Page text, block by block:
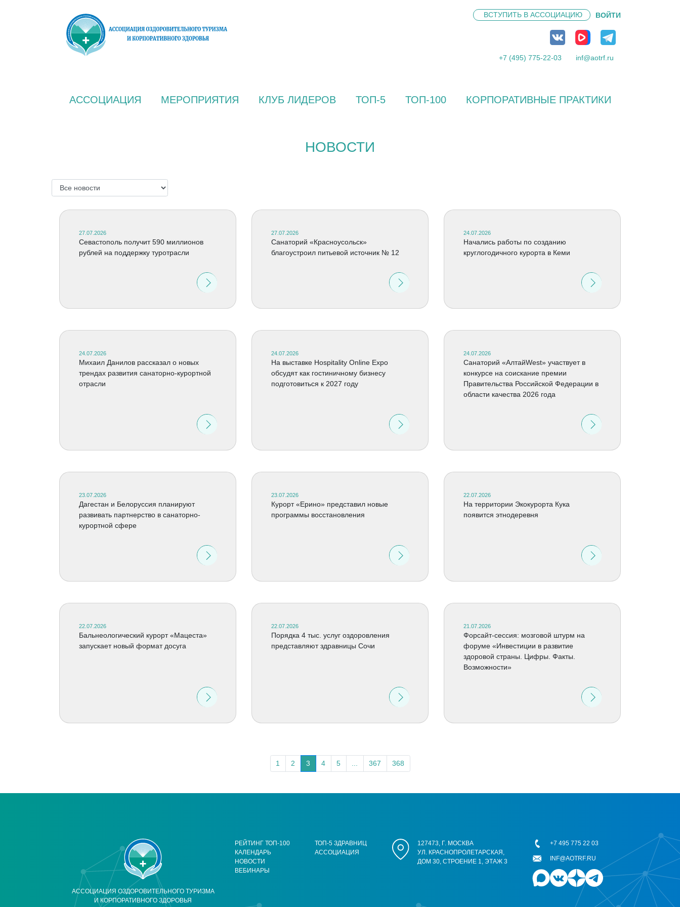
ВСТУПИТЬ В АССОЦИАЦИЮ ВОЙТИ
+7 (495) 775-22-03 inf@aotrf.ru
АССОЦИАЦИЯ МЕРОПРИЯТИЯ КЛУБ ЛИДЕРОВ ТОП-5 ТОП-100 КОРПОРАТИВНЫЕ ПРАКТИКИ
НОВОСТИ
27.07.2026
Севастополь получит 590 миллионов
рублей на поддержку туротрасли
27.07.2026
Санаторий «Красноусольск»
благоустроил питьевой источник № 12
24.07.2026
Начались работы по созданию
круглогодичного курорта в Кеми
24.07.2026
Михаил Данилов рассказал о новых
трендах развития санаторно-курортной
отрасли
24.07.2026
На выставке Hospitality Online Expo
обсудят как гостиничному бизнесу
подготовиться к 2027 году
24.07.2026
Санаторий «АлтайWest» участвует в
конкурсе на соискание премии
Правительства Российской Федерации в
области качества 2026 года
23.07.2026
Дагестан и Белоруссия планируют
развивать партнерство в санаторно-
курортной сфере
23.07.2026
Курорт «Ерино» представил новые
программы восстановления
22.07.2026
На территории Экокурорта Кука
появится этнодеревня
22.07.2026
Бальнеологический курорт «Мацеста»
запускает новый формат досуга
22.07.2026
Порядка 4 тыс. услуг оздоровления
представляют здравницы Сочи
21.07.2026
Форсайт-сессия: мозговой штурм на
форуме «Инвестиции в развитие
здоровой страны. Цифры. Факты.
Возможности»
1 2 3 4 5 367 368
АССОЦИАЦИЯ ОЗДОРОВИТЕЛЬНОГО ТУРИЗМА
И КОРПОРАТИВНОГО ЗДОРОВЬЯ
РЕЙТИНГ ТОП-100
КАЛЕНДАРЬ
НОВОСТИ
ВЕБИНАРЫ
ТОП-5 ЗДРАВНИЦ
АССОЦИАЦИЯ
127473, Г. МОСКВА
УЛ. КРАСНОПРОЛЕТАРСКАЯ,
ДОМ 30, СТРОЕНИЕ 1, ЭТАЖ 3
+7 495 775 22 03
INF@AOTRF.RU